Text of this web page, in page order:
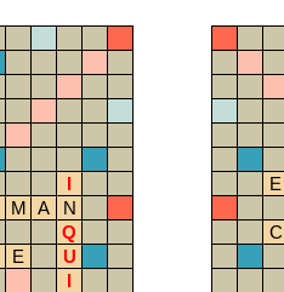
I
M A
N
Q
E
U
I
E
C